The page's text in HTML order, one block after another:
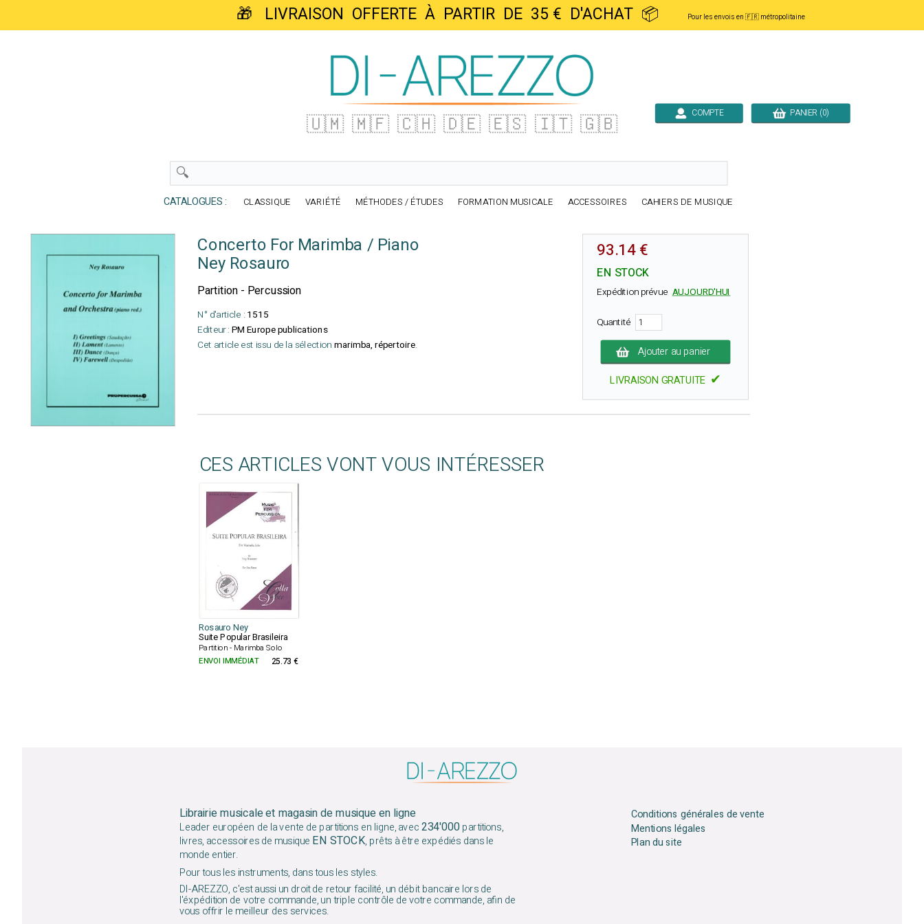
🎁 LIVRAISON OFFERTE À PARTIR DE 35 € D'ACHAT 📦 Pour les envois en 🇫🇷 métropolitaine
🇺🇲 🇲🇫 🇨🇭 🇩🇪 🇪🇸 🇮🇹 🇬🇧 COMPTE PANIER (0)
CATALOGUES : CLASSIQUE VARIÉTÉ MÉTHODES / ÉTUDES FORMATION MUSICALE ACCESSOIRES CAHIERS DE MUSIQUE
Concerto For Marimba / Piano
Ney Rosauro
Partition - Percussion
N° d'article : 1515
Editeur : PM Europe publications
Cet article est issu de la sélection marimba, répertoire.
93.14 €
EN STOCK
Expédition prévueAUJOURD'HUI
Quantité
Ajouter au panier
LIVRAISON GRATUITE ✔
CES ARTICLES VONT VOUS INTÉRESSER
Rosauro Ney
Suite Popular Brasileira
Partition - Marimba Solo
ENVOI IMMÉDIAT 25.73 €
Librairie musicale et magasin de musique en ligne
Leader européen de la vente de partitions en ligne, avec234'000partitions,
livres, accessoires de musique EN STOCK, prêts à être expédiés dans le
monde entier.
Pour tous les instruments, dans tous les styles.
DI-AREZZO, c'est aussi un droit de retour facilité, un débit bancaire lors de
l'éxpédition de votre commande, un triple contrôle de votre commande, afin de
vous offrir le meilleur des services.
Conditions générales de vente
Mentions légales
Plan du site